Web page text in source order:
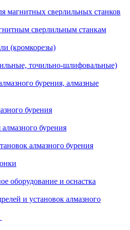
магнитных сверлильных станков
сверлильным станкам
(кромкорезы)
точильно-шлифовальные)
бурения, алмазные
бурения
бурения
алмазного бурения
оборудование и оснастка
и установок алмазного